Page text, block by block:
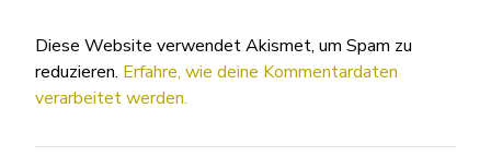
Diese Website verwendet Akismet, um Spam zu
reduzieren. Erfahre, wie deine Kommentardaten
verarbeitet werden.